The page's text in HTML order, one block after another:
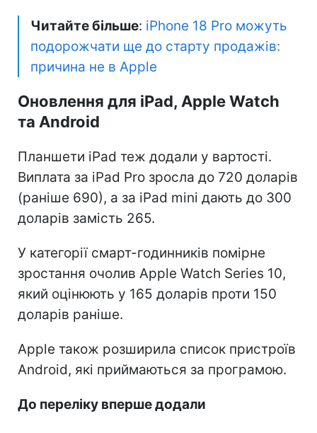
Читайте більше: iPhone 18 Pro можуть
подорожчати ще до старту продажів:
причина не в Apple
Оновлення для iPad, Apple Watch
та Android
Планшети iPad теж додали у вартості.
Виплата за iPad Pro зросла до 720 доларів
(раніше 690), а за iPad mini дають до 300
доларів замість 265.
У категорії смарт-годинників помірне
зростання очолив Apple Watch Series 10,
який оцінюють у 165 доларів проти 150
доларів раніше.
Apple також розширила список пристроїв
Android, які приймаються за програмою.
До переліку вперше додали